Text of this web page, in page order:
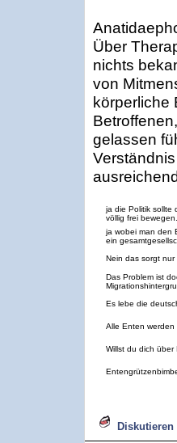
Über
nichts
von
körperliche
gelassen
ja die Politik sollte
völlig frei bewegen.
ja wobei man den
ein
Nein das sorgt
Das Problem ist
Es lebe die
Alle Enten werden
Willst du dich
Diskutieren